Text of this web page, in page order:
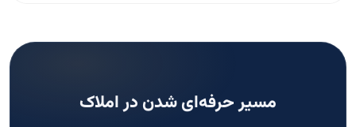
مسیر حرفه‌ای شدن در املاک